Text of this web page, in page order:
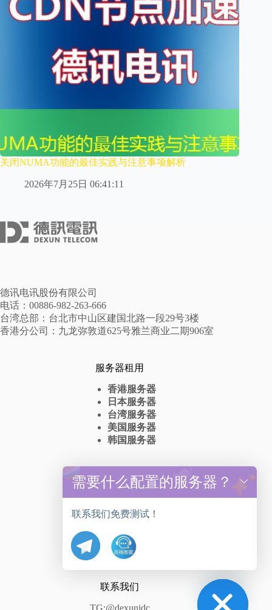
关闭NUMA功能的最佳实践与注意事项解析
2026年7月25日 06:41:11
德讯电讯股份有限公司
电话：00886-982-263-666
台湾总部：台北市中山区建国北路一段29号3楼
香港分公司：九龙弥敦道625号雅兰商业二期906室
服务器租用
香港服务器
日本服务器
台湾服务器
美国服务器
韩国服务器
高防服务器
香港高防服务器出租
台湾高防服务器租赁
日本高防服务器
韩国高防服务器
联系我们
TG:@dexunidc
t
需要什么配置的服务器？
联系我们免费测试！